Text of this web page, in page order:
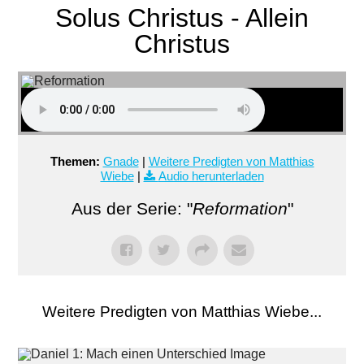
Solus Christus - Allein
Christus
Themen: Gnade| Weitere Predigten von Matthias
Wiebe| Audio herunterladen
Aus der Serie: "Reformation"
Weitere Predigten von Matthias Wiebe...